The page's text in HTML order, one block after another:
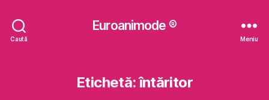
Caută
Euroanimode ®
Meniu
Etichetă:întăritor